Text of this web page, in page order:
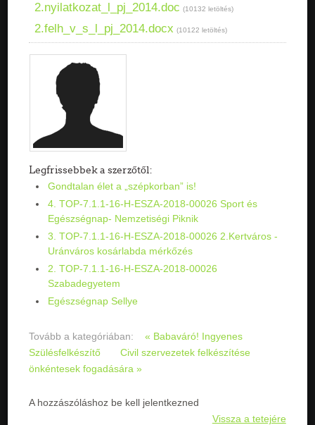
2.nyilatkozat_l_pj_2014.doc (10132 letöltés)
2.felh_v_s_l_pj_2014.docx (10122 letöltés)
Legfrissebbek a szerzőtől:
Gondtalan élet a „szépkorban” is!
4. TOP-7.1.1-16-H-ESZA-2018-00026 Sport és
Egészségnap- Nemzetiségi Piknik
3. TOP-7.1.1-16-H-ESZA-2018-00026 2.Kertváros -
Uránváros kosárlabda mérkőzés
2. TOP-7.1.1-16-H-ESZA-2018-00026
Szabadegyetem
Egészségnap Sellye
Tovább a kategóriában:
« Babaváró! Ingyenes
Szülésfelkészítő
Civil szervezetek felkészítése
önkéntesek fogadására »
A hozzászóláshoz be kell jelentkezned
Vissza a tetejére